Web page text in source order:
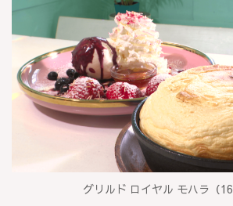
グリルド ロイヤル モハラ（